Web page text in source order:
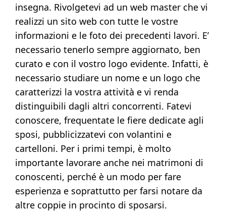
insegna. Rivolgetevi ad un web master che vi
realizzi un sito web con tutte le vostre
informazioni e le foto dei precedenti lavori. E’
necessario tenerlo sempre aggiornato, ben
curato e con il vostro logo evidente. Infatti, è
necessario studiare un nome e un logo che
caratterizzi la vostra attività e vi renda
distinguibili dagli altri concorrenti. Fatevi
conoscere, frequentate le fiere dedicate agli
sposi, pubblicizzatevi con volantini e
cartelloni. Per i primi tempi, è molto
importante lavorare anche nei matrimoni di
conoscenti, perché è un modo per fare
esperienza e soprattutto per farsi notare da
altre coppie in procinto di sposarsi.